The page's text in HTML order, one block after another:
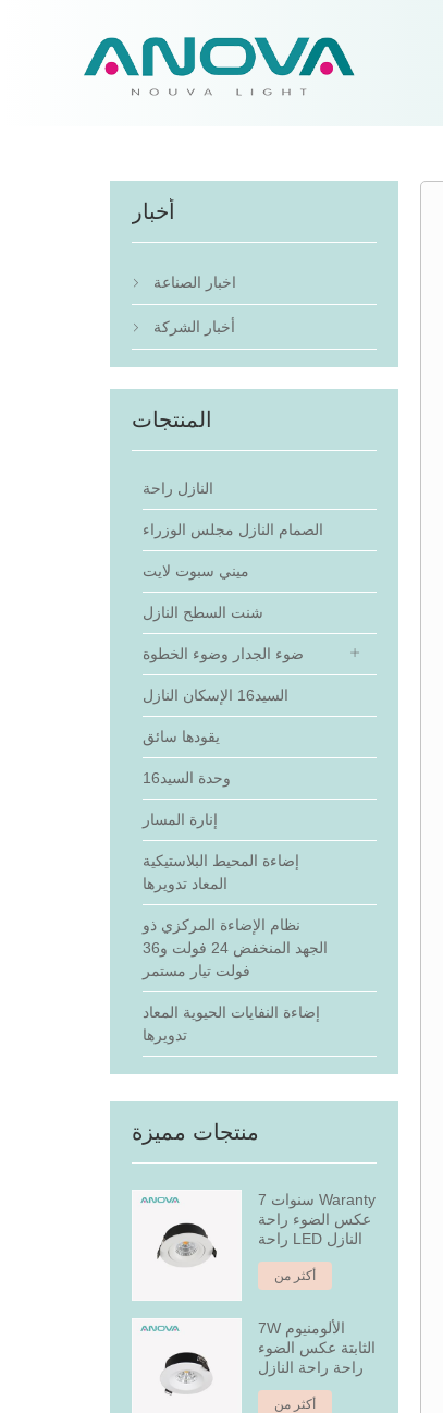
أخبار
 اخبار الصناعة
 أخبار الشركة
المنتجات
النازل راحة
الصمام النازل مجلس الوزراء
ميني سبوت لايت
شنت السطح النازل
ضوء الجدار وضوء الخطوة
السيد16 الإسكان النازل
يقودها سائق
وحدة السيد16
إنارة المسار
إضاءة المحيط البلاستيكية
المعاد تدويرها
نظام الإضاءة المركزي ذو
الجهد المنخفض 24 فولت و36
فولت تيار مستمر
إضاءة النفايات الحيوية المعاد
تدويرها
منتجات مميزة
7 سنوات Waranty
عكس الضوء راحة
راحة LED النازل
أكثر من
7W الألومنيوم
الثابتة عكس الضوء
راحة راحة النازل
أكثر من